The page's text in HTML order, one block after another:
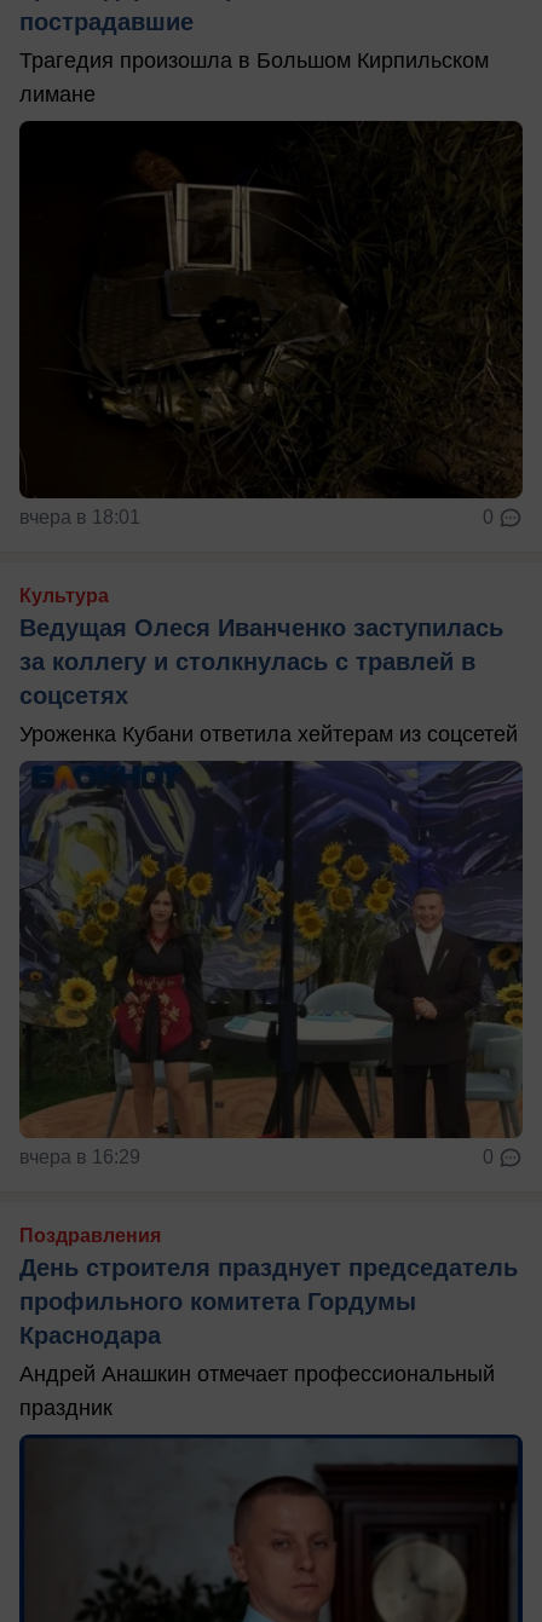
пострадавшие
Трагедия произошла в Большом Кирпильском
лимане
вчера в 18:01 0
Культура
Ведущая Олеся Иванченко заступилась
за коллегу и столкнулась с травлей в
соцсетях
Уроженка Кубани ответила хейтерам из соцсетей
вчера в 16:29 0
Поздравления
День строителя празднует председатель
профильного комитета Гордумы
Краснодара
Андрей Анашкин отмечает профессиональный
праздник